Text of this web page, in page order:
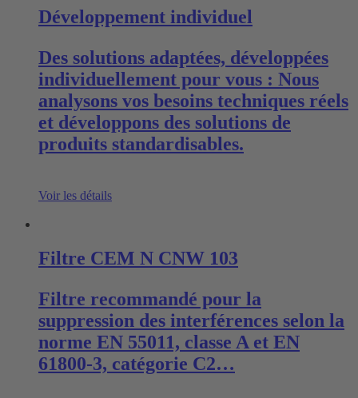
Développement individuel
Des solutions adaptées, développées
individuellement pour vous : Nous
analysons vos besoins techniques réels
et développons des solutions de
produits standardisables.
Voir les détails
Filtre CEM N CNW 103
Filtre recommandé pour la
suppression des interférences selon la
norme EN 55011, classe A et EN
61800-3, catégorie C2…